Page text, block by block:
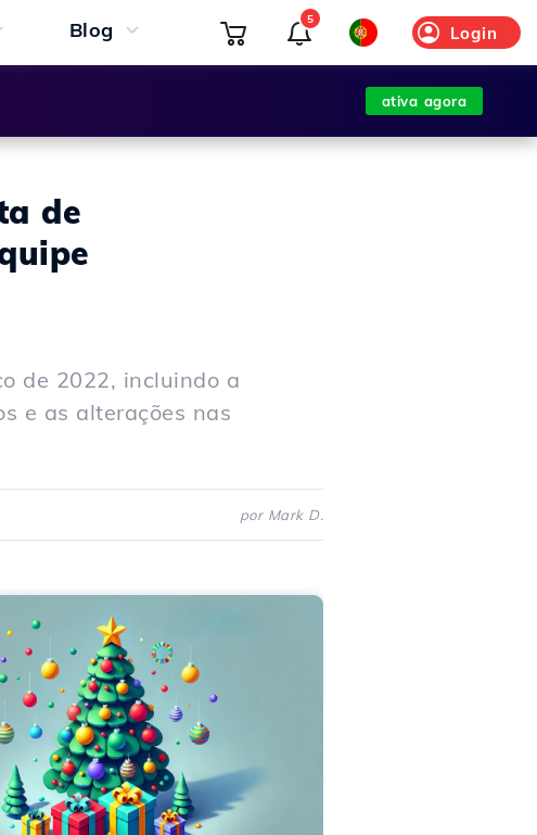
Blog Login
5
ativa agora
de
de 2022, incluindo a
e as alterações nas
por Mark D.